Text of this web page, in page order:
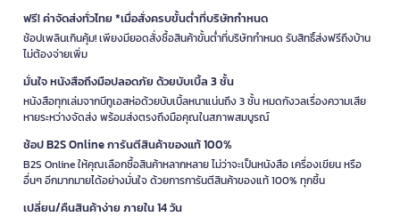
ฟรี! ค่าจัดส่งทั่วไทย *เมื่อสั่งครบขั้นต่ำที่บริษัทกำหนด
ช้อปเพลินเกินคุ้ม! เพียงมียอดสั่งซื้อสินค้าขั้นต่ำที่บริษัทกำหนด รับสิทธิ์ส่งฟรีถึงบ้าน
ไม่ต้องจ่ายเพิ่ม
มั่นใจ หนังสือถึงมือปลอดภัย ด้วยบับเบิ้ล 3 ชั้น
หนังสือทุกเล่มจากบีทูเอสห่อด้วยบับเบิ้ลหนาแน่นถึง 3 ชั้น หมดกังวลเรื่องความเสีย
หายระหว่างจัดส่ง พร้อมส่งตรงถึงมือคุณในสภาพสมบูรณ์
ช้อป B2S Online การันตีสินค้าของแท้ 100%
B2S Online ให้คุณเลือกซื้อสินค้าหลากหลาย ไม่ว่าจะเป็นหนังสือ เครื่องเขียน หรือ
อื่นๆ อีกมากมายได้อย่างมั่นใจ ด้วยการการันตีสินค้าของแท้ 100% ทุกชิ้น
เปลี่ยน/คืนสินค้าง่าย ภายใน 14 วัน